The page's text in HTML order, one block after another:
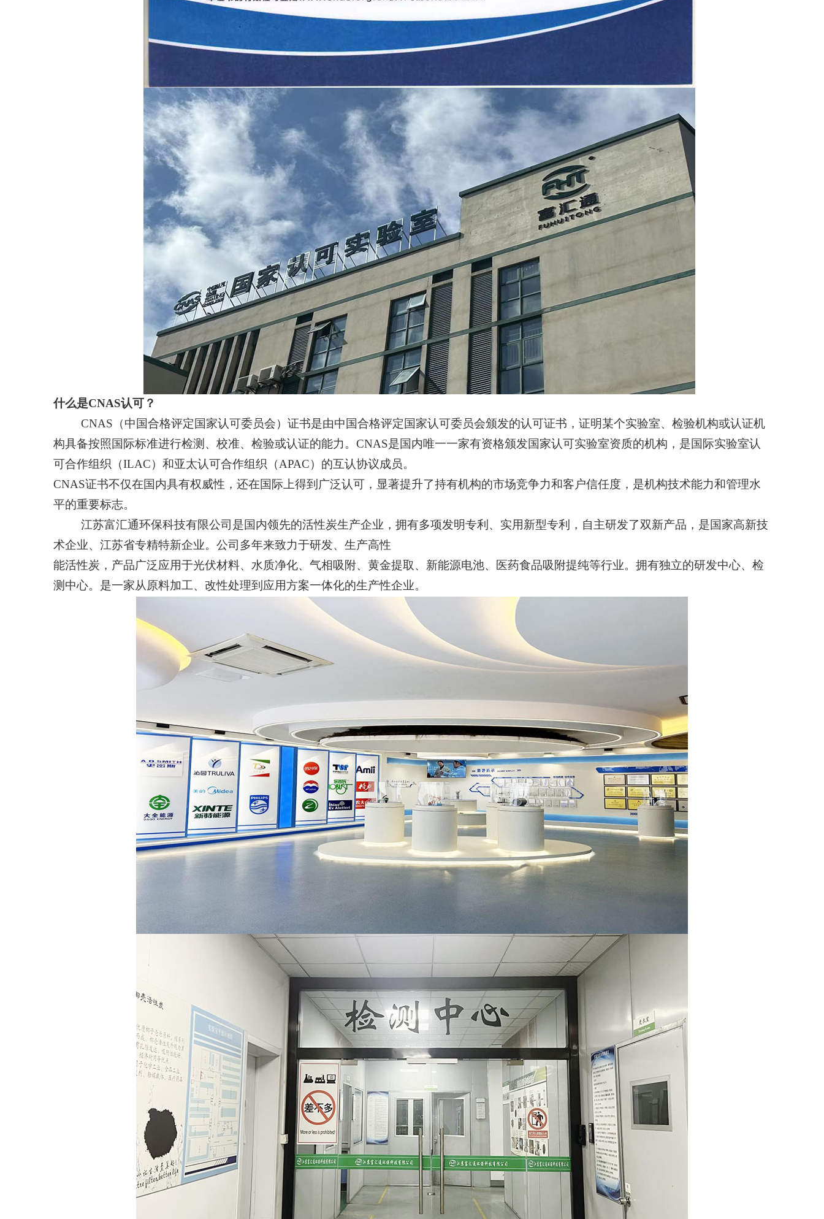
什么是CNAS认可？
CNAS（中国合格评定国家认可委员会）证书是由中国合格评定国家认可委员会颁发的认可证书，证明某个实验室、检验机构或认证机
构具备按照国际标准进行检测、校准、检验或认证的能力。CNAS是国内唯一一家有资格颁发国家认可实验室资质的机构，是国际实验室认
可合作组织（ILAC）和亚太认可合作组织（APAC）的互认协议成员。
CNAS证书不仅在国内具有权威性，还在国际上得到广泛认可，显著提升了持有机构的市场竞争力和客户信任度，是机构技术能力和管理水
平的重要标志。
江苏富汇通环保科技有限公司是国内领先的活性炭生产企业，拥有多项发明专利、实用新型专利，自主研发了双新产品，是国家高新技
术企业、江苏省专精特新企业。公司多年来致力于研发、生产高性
能活性炭，产品广泛应用于光伏材料、水质净化、气相吸附、黄金提取、新能源电池、医药食品吸附提纯等行业。拥有独立的研发中心、检
测中心。是一家从原料加工、改性处理到应用方案一体化的生产性企业。